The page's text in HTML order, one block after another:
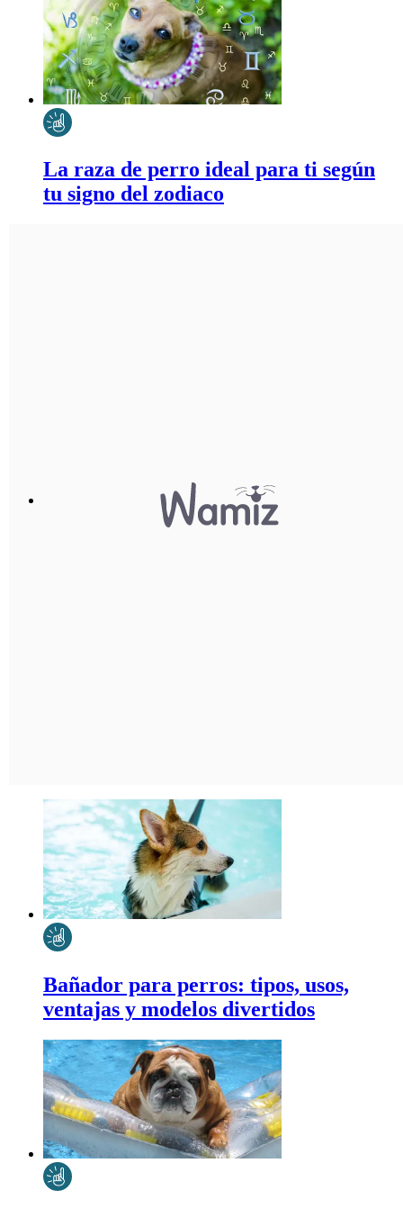
La raza de perro ideal para ti según
tu signo del zodiaco
Bañador para perros: tipos, usos,
ventajas y modelos divertidos